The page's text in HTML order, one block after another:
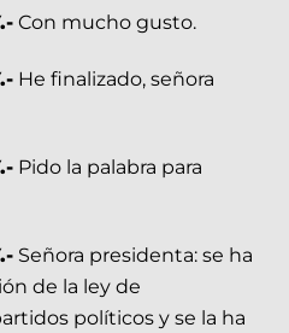
Con mucho gusto.
He finalizado, señora
Pido la palabra para
Señora presidenta: se ha
de la ley de
políticos y se la ha